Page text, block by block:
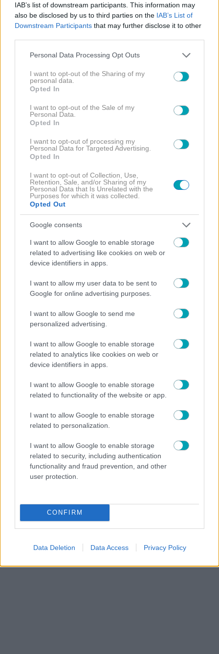
IAB’s list of downstream participants. This information may
also be disclosed by us to third parties on the IAB’s List of
Downstream Participants that may further disclose it to other
Please note that this website/app uses one or more Google
not limited to your visit or usage behaviour. You may click to
grant or deny consent to Google and its third-party tags to
use your data for below specified purposes in below Google
consent section.
Personal Data Processing Opt Outs
I want to opt-out of the Sharing of my
personal data.
Opted In
I want to opt-out of the Sale of my
Personal Data.
Opted In
I want to opt-out of processing my
Personal Data for Targeted Advertising.
Opted In
I want to opt-out of Collection, Use,
Retention, Sale, and/or Sharing of my
Personal Data that Is Unrelated with the
Purposes for which it was collected.
Opted Out
Google consents
I want to allow Google to enable storage
related to advertising like cookies on web or
device identifiers in apps.
I want to allow my user data to be sent to
Google for online advertising purposes.
I want to allow Google to send me
personalized advertising.
I want to allow Google to enable storage
related to analytics like cookies on web or
device identifiers in apps.
I want to allow Google to enable storage
related to functionality of the website or app.
I want to allow Google to enable storage
related to personalization.
I want to allow Google to enable storage
related to security, including authentication
functionality and fraud prevention, and other
user protection.
CONFIRM
Data Deletion Data Access Privacy Policy
NEWS
Κατερίνα Παπουτσάκη: Η «πασαρέλα» με μαγιό που
έγινε viral– Αποθεώθηκε για τη φυσική ομορφιά της
NEWS
Βαγγέλης Μαρινάκης: Στους πλουσιότερους
ιδιοκτήτες ομάδων του κόσμου – Πάνω από τον